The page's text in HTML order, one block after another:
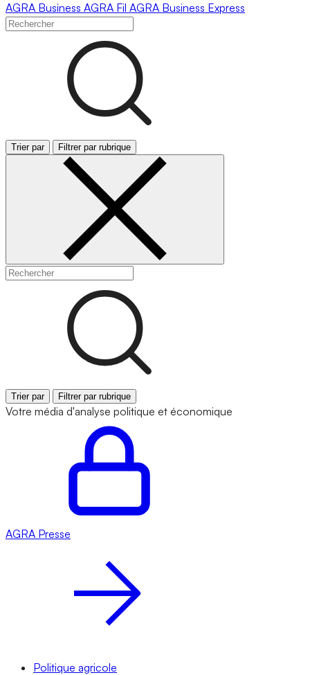
AGRA Business AGRA Fil AGRA Business Express
Trier par Filtrer par rubrique
Trier par Filtrer par rubrique
Votre média d'analyse politique et économique
AGRA Presse
Politique agricole